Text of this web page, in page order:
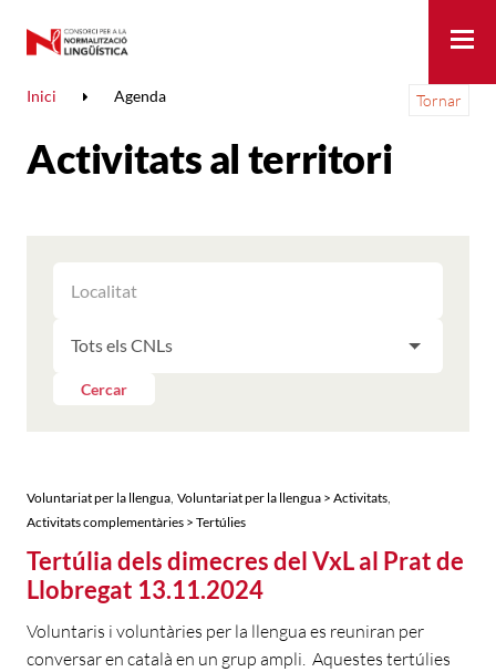
Inici Agenda Tornar
Activitats al territori
ELS
RESULTATS
LES
PER
LES
Cercar
Voluntariat per la llengua Voluntariat per la llengua > Activitats
Activitats complementàries > Tertúlies
Tertúlia dels dimecres del VxL al Prat de
Llobregat 13.11.2024
Voluntaris i voluntàries per la llengua es reuniran per
conversar en català en un grup ampli. Aquestes tertúlies